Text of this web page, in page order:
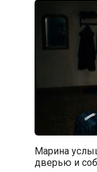
Марина
дверью и